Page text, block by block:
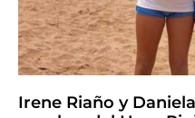
Irene Riaño y